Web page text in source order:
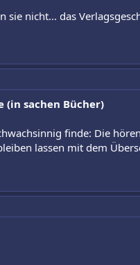
sie nicht... das
(in sachen Bücher)
finde: Die
lassen mit dem